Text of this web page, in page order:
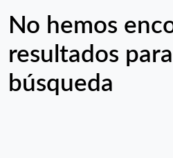
No hemos
resultados
búsqueda